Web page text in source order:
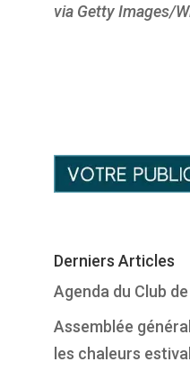
via Getty Images/
Derniers Articles
Agenda du Club
Assemblée
les chaleurs